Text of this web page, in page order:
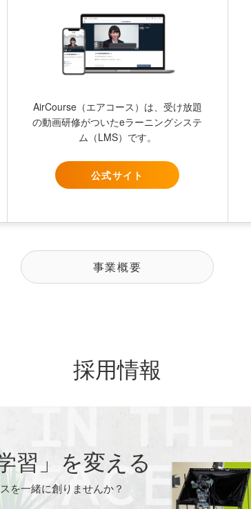
AirCourse（エアコース）は、受け放題
の動画研修がついたeラーニングシステ
ム（LMS）です。
公式サイト
事業概要
採用情報
習」を変える
を一緒に創りませんか？